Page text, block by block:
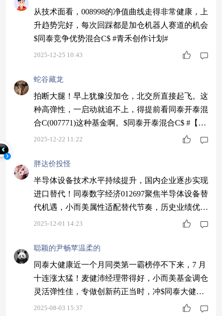
从技术面看，008998的净值曲线走得非常健康，上
升趋势完好，每次回踩都是加仓机器人赛道的机会
$同泰竞争优势混合C$ #青禾创作计划#
2025-12-25 10:43
蛇谷藏龙
拍断大腿！早上犹豫没加仓，北交所直接起飞。这
种高弹性，一启动就追不上，得提前看同泰开泰混
合C(007771)这种基金啊。$同泰开泰混合C$ #【跨
年坦白局】提问金梓才、陈果#
2025-12-22 11:22
胖达价投怪
半导体设备技术水平持续提升，国内企业逐步实现
进口替代！同泰数字经济012697聚焦半导体设备替
代机遇，小而美属性适配替代节奏，历史业绩优
异，012697潜力无限～$同泰数字经济股票C$ #低
2025-12-01 14:23
聪颖的尹畅苹温柔的
同泰大健康近一个月同类第一霸榜停不下来，7 月
十连涨太猛！麦健沛经理带得好，小而美基金调仓
灵活弹性佳，专做创新药正当时，冲$同泰大健康
主题混合C$
2025-08-03 15:37